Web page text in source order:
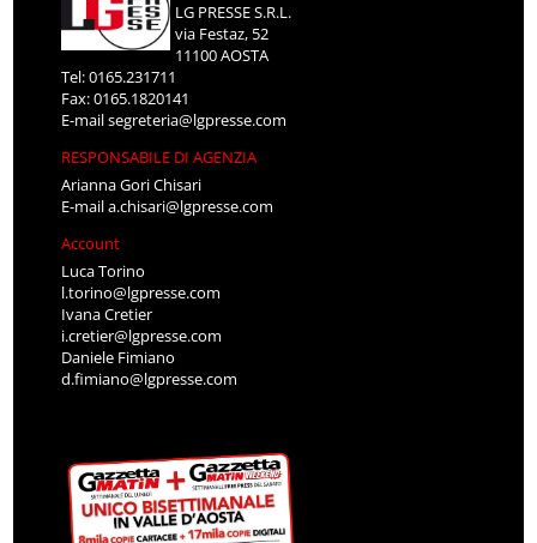
LG PRESSE S.R.L.
via Festaz, 52
11100 AOSTA
Tel: 0165.231711
Fax: 0165.1820141
E-mailsegreteria@lgpresse.com
RESPONSABILE DI AGENZIA
Arianna Gori Chisari
E-maila.chisari@lgpresse.com
Account
Luca Torino
l.torino@lgpresse.com
Ivana Cretier
i.cretier@lgpresse.com
Daniele Fimiano
d.fimiano@lgpresse.com